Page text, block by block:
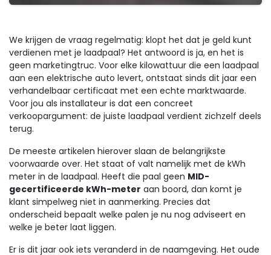
We krijgen de vraag regelmatig: klopt het dat je geld kunt
verdienen met je laadpaal? Het antwoord is ja, en het is
geen marketingtruc. Voor elke kilowattuur die een laadpaal
aan een elektrische auto levert, ontstaat sinds dit jaar een
verhandelbaar certificaat met een echte marktwaarde.
Voor jou als installateur is dat een concreet
verkoopargument: de juiste laadpaal verdient zichzelf deels
terug.
De meeste artikelen hierover slaan de belangrijkste
voorwaarde over. Het staat of valt namelijk met de kWh
meter in de laadpaal. Heeft die paal geen MID-
gecertificeerde kWh-meter aan boord, dan komt je
klant simpelweg niet in aanmerking. Precies dat
onderscheid bepaalt welke palen je nu nog adviseert en
welke je beter laat liggen.
Er is dit jaar ook iets veranderd in de naamgeving. Het oude